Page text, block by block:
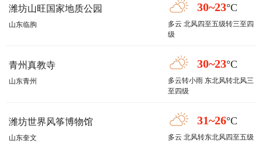
潍坊山旺国家地质公园
山东临朐
30~23°C
多云 北风四至五级转三至四
级
青州真教寺
山东青州
30~23°C
多云转小雨 东北风转北风三
至四级
潍坊世界风筝博物馆
山东奎文
31~26°C
多云 北风转东北风四至五级